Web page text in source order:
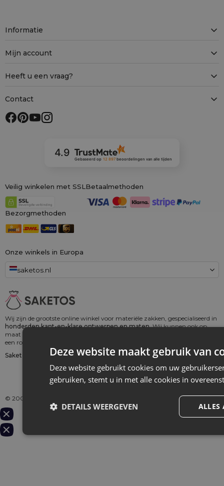
Wij zijn de grootste online winkel voor materiële zakken, gespecialiseerd in
honderden kant-en-klare ontwerpen en maten.Wij kunnen ook op
maat gemaakte bedrukking op zakken aanbieden. Daarnaast bieden wij
een royaal
Saketos
- Zet je ideeën in onze zakjes
Onze winkels in Europa
saketos.nl
Informatie
Mijn account
Heeft u een vraag?
Contact
4.9
Gebaseerd op 12 897beoordelingen van alle tijden
Veilig winkelen met SSL Betaalmethoden
Bezorgmethoden
© 2006 - 2026 SAKETOS
Deze website maakt gebruik van
Deze website gebruikt cookies om uw
gebruiken, stemt u in met alle cookies in
ALLES
DETAILS WEERGEVEN